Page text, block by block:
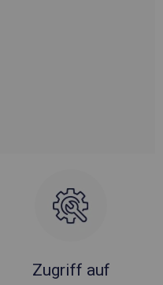
Zugriff auf